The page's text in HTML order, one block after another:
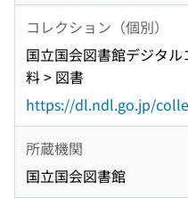
コレクション（個別）
国立国会図書館デジタ
料 > 図書
https://dl.ndl.go.jp/
所蔵機関
国立国会図書館